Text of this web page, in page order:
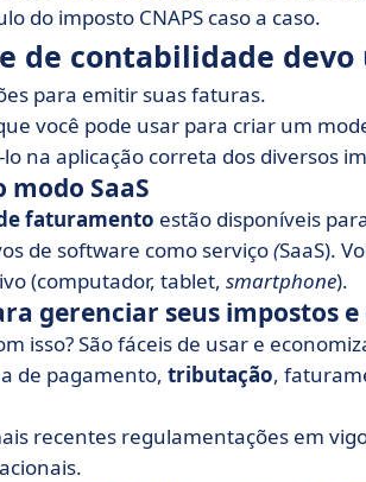
do imposto CNAPS caso a caso.
de contabilidade devo
para emitir suas faturas.
você pode usar para criar um
na aplicação correta dos diversos
modo SaaS
faturamento estão disponíveis
de software como serviço(SaaS).
(computador, tablet, smartphone).
gerenciar seus impostos
isso? São fáceis de usar e
de pagamento, tributação,
recentes regulamentações em